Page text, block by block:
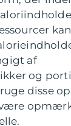
af
og
disse